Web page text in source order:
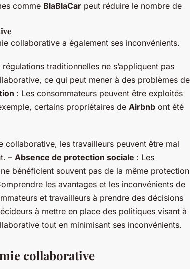
comme BlaBlaCar peut réduire le nombre de
collaborative a également ses inconvénients.
traditionnelles ne s’appliquent pas
ce qui peut mener à des problèmes de
: Les consommateurs peuvent être exploités
certains propriétaires de Airbnb ont été
collaborative, les travailleurs peuvent être mal
– Absence de protection sociale : Les
bénéficient souvent pas de la même protection
les avantages et les inconvénients de
et travailleurs à prendre des décisions
à mettre en place des politiques visant à
tout en minimisant ses inconvénients.
collaborative